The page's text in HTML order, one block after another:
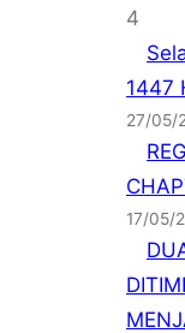
1447
27/05/
17/05/